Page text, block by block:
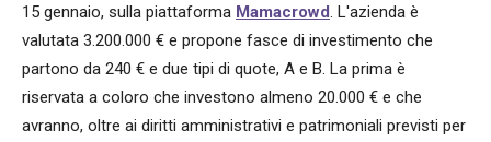
15 gennaio, sulla piattaforma Mamacrowd. L'azienda è
valutata 3.200.000 € e propone fasce di investimento che
partono da 240 € e due tipi di quote, A e B. La prima è
riservata a coloro che investono almeno 20.000 € e che
avranno, oltre ai diritti amministrativi e patrimoniali previsti per